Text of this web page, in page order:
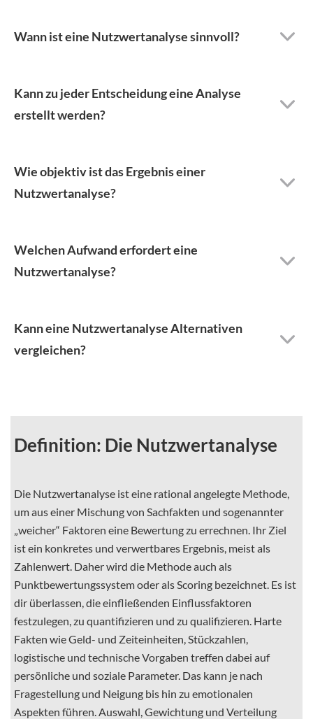
Wann ist eine Nutzwertanalyse sinnvoll?
Kann zu jeder Entscheidung eine Analyse
erstellt werden?
Wie objektiv ist das Ergebnis einer
Nutzwertanalyse?
Welchen Aufwand erfordert eine
Nutzwertanalyse?
Kann eine Nutzwertanalyse Alternativen
vergleichen?
Definition: Die Nutzwertanalyse
Die Nutzwertanalyse ist eine rational angelegte Methode,
um aus einer Mischung von Sachfakten und sogenannter
„weicher“ Faktoren eine Bewertung zu errechnen. Ihr Ziel
ist ein konkretes und verwertbares Ergebnis, meist als
Zahlenwert. Daher wird die Methode auch als
Punktbewertungssystem oder als Scoring bezeichnet. Es ist
dir überlassen, die einfließenden Einflussfaktoren
festzulegen, zu quantifizieren und zu qualifizieren. Harte
Fakten wie Geld- und Zeiteinheiten, Stückzahlen,
logistische und technische Vorgaben treffen dabei auf
persönliche und soziale Parameter. Das kann je nach
Fragestellung und Neigung bis hin zu emotionalen
Aspekten führen. Auswahl, Gewichtung und Verteilung